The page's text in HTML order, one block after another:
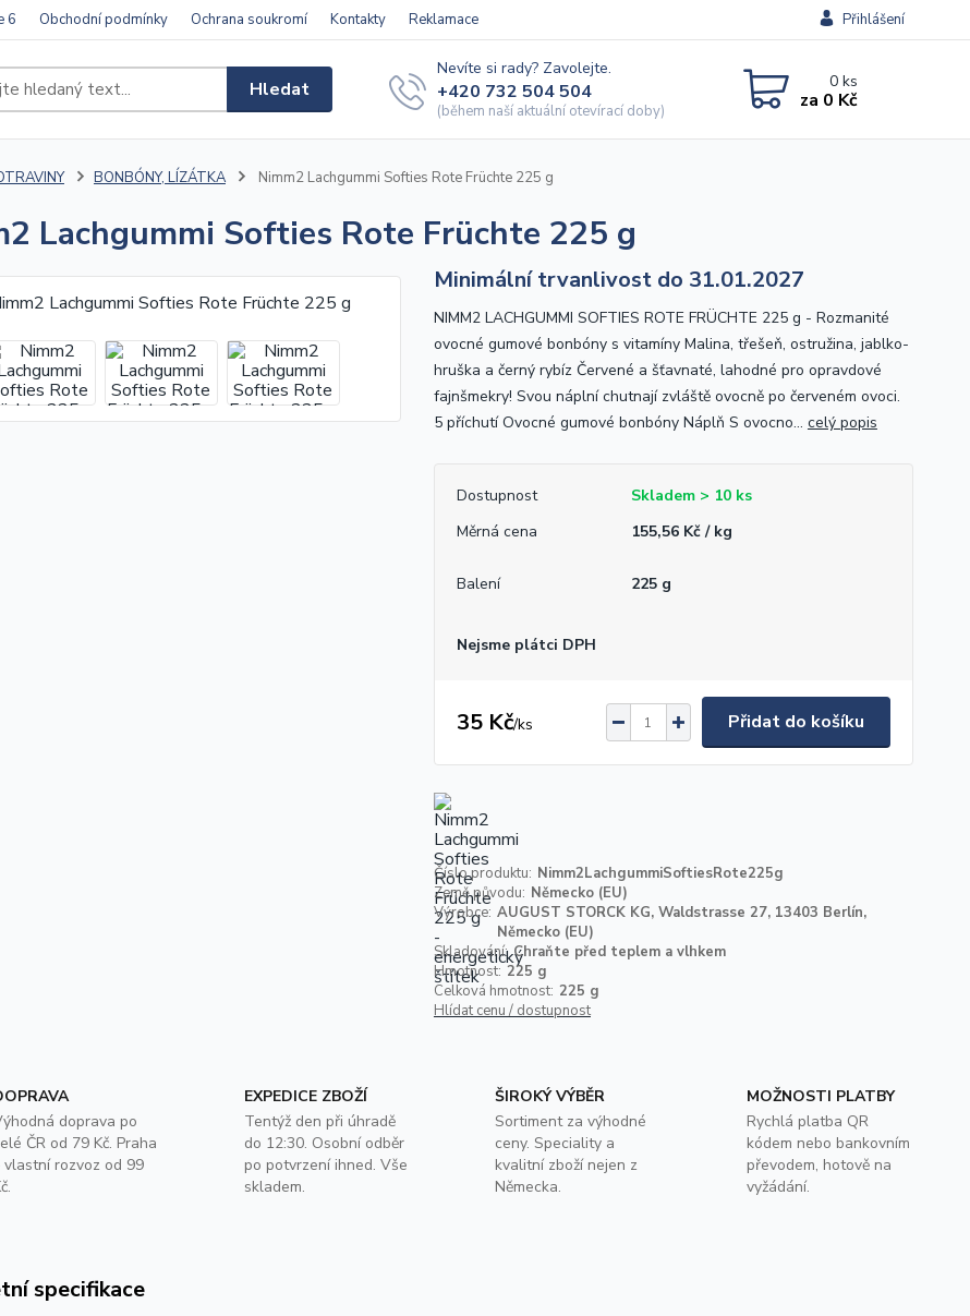
6 Obchodní podmínky Ochrana soukromí Kontakty Reklamace Přihlášení
Hledat
Nevíte si rady? Zavolejte.
+420 732 504 504
(během naší aktuální otevírací doby)
0ks
za 0 Kč
BONBÓNY, LÍZÁTKA Nimm2 Lachgummi Softies Rote Früchte 225 g
Lachgummi Softies Rote Früchte 225 g
Minimální trvanlivost do 31.01.2027
NIMM2 LACHGUMMI SOFTIES ROTE FRÜCHTE 225 g - Rozmanité
ovocné gumové bonbóny s vitamíny Malina, třešeň, ostružina, jablko-
hruška a černý rybíz Červené a šťavnaté, lahodné pro opravdové
fajnšmekry! Svou náplní chutnají zvláště ovocně po červeném ovoci.
5 příchutí Ovocné gumové bonbóny Náplň S ovocno... celý popis
Dostupnost
Skladem > 10 ks
Měrná cena
155,56 Kč / kg
Balení 225 g
Nejsme plátci DPH
35 Kč/ks Přidat do košíku
Číslo produktu: Nimm2LachgummiSoftiesRote225g
Země původu: Německo (EU)
Výrobce: AUGUST STORCK KG, Waldstrasse 27, 13403 Berlín,
Německo (EU)
Skladování: Chraňte před teplem a vlhkem
Hmotnost: 225 g
Celková hmotnost: 225 g
Hlídat cenu / dostupnost
doprava po
ČR od 79 Kč. Praha
vlastní rozvoz od 99
EXPEDICE ZBOŽÍ
Tentýž den při úhradě
do 12:30. Osobní odběr
po potvrzení ihned. Vše
skladem.
ŠIROKÝ VÝBĚR
Sortiment za výhodné
ceny. Speciality a
kvalitní zboží nejen z
Německa.
MOŽNOSTI PLATBY
Rychlá platba QR
kódem nebo bankovním
převodem, hotově na
vyžádání.
specifikace